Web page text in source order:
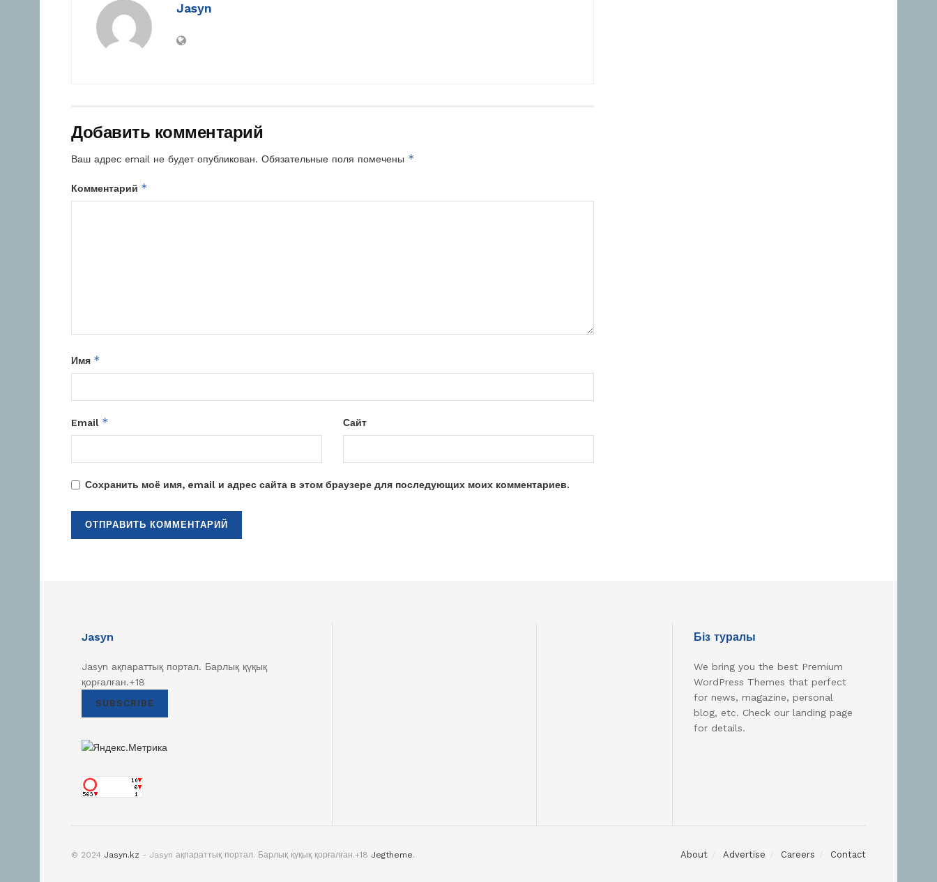
Jasyn
Добавить комментарий
Ваш адрес email не будет опубликован. Обязательные поля помечены *
Комментарий *
Имя *
Email * Сайт
Сохранить моё имя, email и адрес сайта в этом браузере для последующих моих комментариев.
Jasyn
Jasyn ақпараттық портал. Барлық қүқық
қорғалған.+18
SUBSCRIBE
Біз туралы
We bring you the best Premium
WordPress Themes that perfect
for news, magazine, personal
blog, etc. Check our landing page
for details.
About Advertise Careers Contact
© 2024 Jasyn.kz - Jasyn ақпараттық портал. Барлық қүқық қорғалған.+18 Jegtheme.